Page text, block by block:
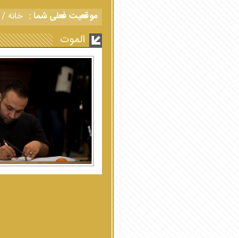
موقعیت فعلی شما : خانه/
الموت